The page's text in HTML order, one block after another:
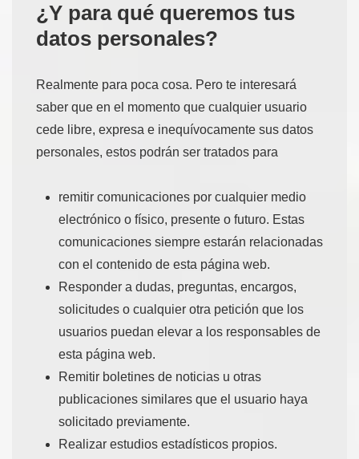
¿Y para qué queremos tus
datos personales?
Realmente para poca cosa. Pero te interesará
saber que en el momento que cualquier usuario
cede libre, expresa e inequívocamente sus datos
personales, estos podrán ser tratados para
remitir comunicaciones por cualquier medio
electrónico o físico, presente o futuro. Estas
comunicaciones siempre estarán relacionadas
con el contenido de esta página web.
Responder a dudas, preguntas, encargos,
solicitudes o cualquier otra petición que los
usuarios puedan elevar a los responsables de
esta página web.
Remitir boletines de noticias u otras
publicaciones similares que el usuario haya
solicitado previamente.
Realizar estudios estadísticos propios.